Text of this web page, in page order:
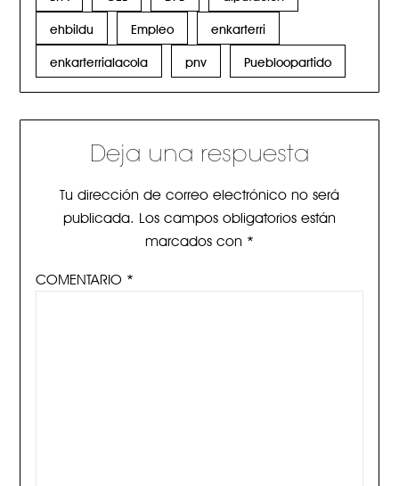
ehbildu Empleo enkarterri
enkarterrialacola pnv Puebloopartido
Deja una respuesta
Tu dirección de correo electrónico no será
publicada. Los campos obligatorios están
marcados con *
COMENTARIO *